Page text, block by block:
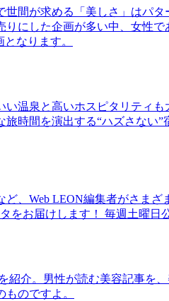
間が求める「美しさ」はパ
にした企画が多い中、女性
なります。
温泉と高いホスピタリティ
時間を演出する“ハズさない
、Web LEON編集者がさま
をお届けします！ 毎週土曜日
介。男性が読む美容記事を
のですよ。